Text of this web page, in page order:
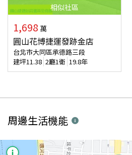
相似社區
1,698 萬
圓山花博捷運發跡金店
台北市大同區承德路三段
建坪11.38 2廳1衛 19.8年
周邊生活機能